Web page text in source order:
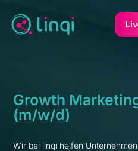
Growth
(m/w/d)
Wir bei linqi helfen